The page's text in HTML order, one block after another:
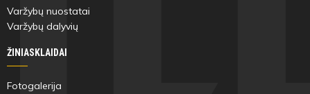
Varžybų nuostatai
Varžybų dalyvių
ŽINIASKLAIDAI
Fotogalerija